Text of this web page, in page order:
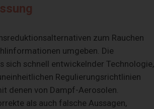
zum Rauchen
umgeben. Die
sich schnell entwickelnder Technologie,
Regulierungsrichtlinien
denen von Dampf-Aerosolen.
als auch falsche Aussagen,